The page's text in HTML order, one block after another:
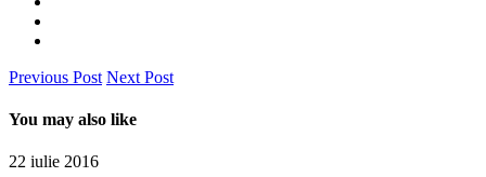
Previous Post Next Post
You may also like
22 iulie 2016